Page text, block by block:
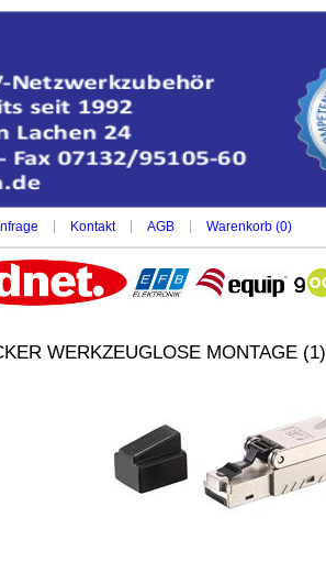
Kontakt AGB Warenkorb (0)
WERKZEUGLOSE MONTAGE (1)